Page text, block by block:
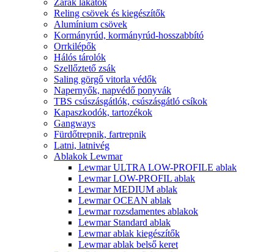
Reling csövek és kiegészítők
Alumínium csövek
Kormányrúd, kormányrúd-hosszabbító
Orrkilépők
Hálós tárolók
Szellőztető zsák
Saling görgő vitorla védők
Napernyők, napvédő ponyvák
TBS csúszásgátlók, csúszásgátló csíkok
Kapaszkodók, tartozékok
Gangways
Fürdőtrepnik, fartrepnik
Latni, latnivég
Ablakok Lewmar
Lewmar ULTRA LOW-PROFILE ablak
Lewmar LOW-PROFIL ablak
Lewmar MEDIUM ablak
Lewmar OCEAN ablak
Lewmar rozsdamentes ablakok
Lewmar Standard ablak
Lewmar ablak kiegészítők
Lewmar ablak belső keret